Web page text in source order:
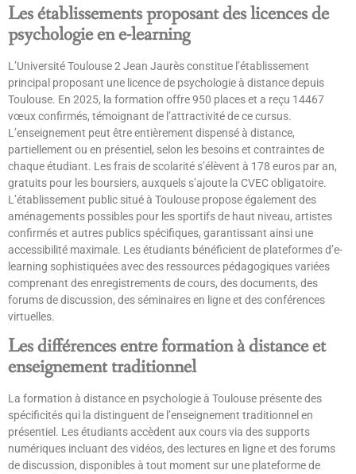
Les établissements proposant des licences de
psychologie en e-learning
L’Université Toulouse 2 Jean Jaurès constitue l’établissement
principal proposant une licence de psychologie à distance depuis
Toulouse. En 2025, la formation offre 950 places et a reçu 14467
vœux confirmés, témoignant de l’attractivité de ce cursus.
L’enseignement peut être entièrement dispensé à distance,
partiellement ou en présentiel, selon les besoins et contraintes de
chaque étudiant. Les frais de scolarité s’élèvent à 178 euros par an,
gratuits pour les boursiers, auxquels s’ajoute la CVEC obligatoire.
L’établissement public situé à Toulouse propose également des
aménagements possibles pour les sportifs de haut niveau, artistes
confirmés et autres publics spécifiques, garantissant ainsi une
accessibilité maximale. Les étudiants bénéficient de plateformes d’e-
learning sophistiquées avec des ressources pédagogiques variées
comprenant des enregistrements de cours, des documents, des
forums de discussion, des séminaires en ligne et des conférences
virtuelles.
Les différences entre formation à distance et
enseignement traditionnel
La formation à distance en psychologie à Toulouse présente des
spécificités qui la distinguent de l’enseignement traditionnel en
présentiel. Les étudiants accèdent aux cours via des supports
numériques incluant des vidéos, des lectures en ligne et des forums
de discussion, disponibles à tout moment sur une plateforme de